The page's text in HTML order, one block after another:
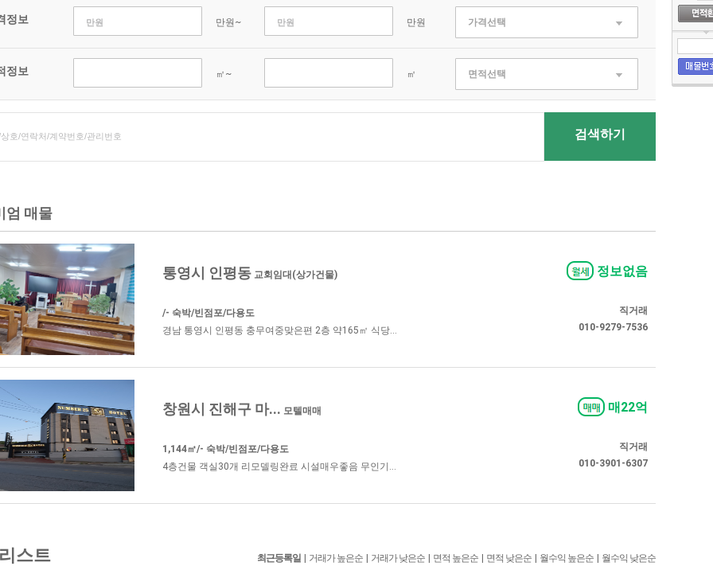
정보 만원~ 만원 가격선택
정보 ㎡~ ㎡ 면적선택
검색하기
엄 매물
통영시 인평동 교회임대(상가건물)
/- 숙박/빈점포/다용도
경남 통영시 인평동 충무여중맞은편 2층 약165㎡ 식당...
정보없음
직거래
010-9279-7536
창원시 진해구 마... 모텔매매
1,144㎡/- 숙박/빈점포/다용도
4층건물 객실30개 리모델링완료 시설매우좋음 무인기...
매22억
직거래
010-3901-6307
스트 최근등록일 거래가 높은순 거래가 낮은순 면적 높은순 면적 낮은순 월수익 높은순 월수익 낮은순